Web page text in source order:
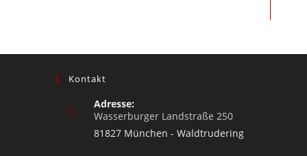
Kontakt
Adresse:
Wasserburger Landstraße 250
81827 München - Waldtrudering